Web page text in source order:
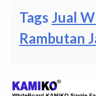
Tags Jual
Rambutan